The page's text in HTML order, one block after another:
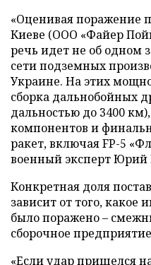
«Оценивая поражение
Киеве (ООО «Файер
речь идет не об одном
сети подземных
Украине. На этих
сборка дальнобойных
дальностью до 3400
компонентов и
ракет, включая FP-5
военный эксперт Юрий
Конкретная доля
зависит от того, какое
было поражено –
сборочное
«Если удар пришелся